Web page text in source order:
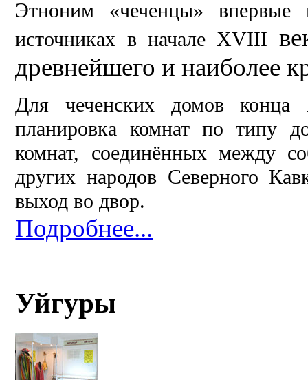
Этноним «чеченцы» впервые
источниках в начале ХVIII
древнейшего и наиболее
Для чеченских домов конца
планировка комнат по типу
комнат, соединённых между
других народов Северного
выход во двор.
Подробнее...
Уйгуры